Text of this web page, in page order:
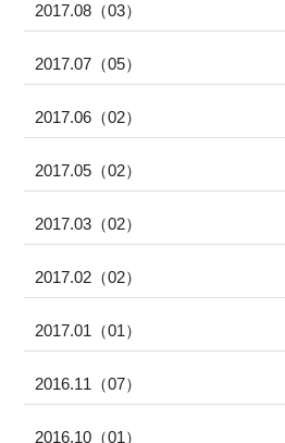
2017.08（03）
2017.07（05）
2017.06（02）
2017.05（02）
2017.03（02）
2017.02（02）
2017.01（01）
2016.11（07）
2016.10（01）